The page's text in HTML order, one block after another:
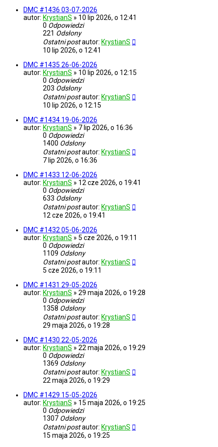
DMC #1436 03-07-2026
autor: KrystianS » 10 lip 2026, o 12:41
0 Odpowiedzi
221 Odsłony
Ostatni postautor: KrystianS
10 lip 2026, o 12:41
DMC #1435 26-06-2026
autor: KrystianS » 10 lip 2026, o 12:15
0 Odpowiedzi
203 Odsłony
Ostatni postautor: KrystianS
10 lip 2026, o 12:15
DMC #1434 19-06-2026
autor: KrystianS » 7 lip 2026, o 16:36
0 Odpowiedzi
1400 Odsłony
Ostatni postautor: KrystianS
7 lip 2026, o 16:36
DMC #1433 12-06-2026
autor: KrystianS » 12 cze 2026, o 19:41
0 Odpowiedzi
633 Odsłony
Ostatni postautor: KrystianS
12 cze 2026, o 19:41
DMC #1432 05-06-2026
autor: KrystianS » 5 cze 2026, o 19:11
0 Odpowiedzi
1109 Odsłony
Ostatni postautor: KrystianS
5 cze 2026, o 19:11
DMC #1431 29-05-2026
autor: KrystianS » 29 maja 2026, o 19:28
0 Odpowiedzi
1358 Odsłony
Ostatni postautor: KrystianS
29 maja 2026, o 19:28
DMC #1430 22-05-2026
autor: KrystianS » 22 maja 2026, o 19:29
0 Odpowiedzi
1369 Odsłony
Ostatni postautor: KrystianS
22 maja 2026, o 19:29
DMC #1429 15-05-2026
autor: KrystianS » 15 maja 2026, o 19:25
0 Odpowiedzi
1307 Odsłony
Ostatni postautor: KrystianS
15 maja 2026, o 19:25